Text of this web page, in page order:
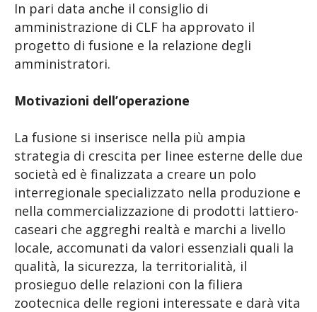
In pari data anche il consiglio di
amministrazione di CLF ha approvato il
progetto di fusione e la relazione degli
amministratori.
Motivazioni dell’operazione
La fusione si inserisce nella più ampia
strategia di crescita per linee esterne delle due
società ed è finalizzata a creare un polo
interregionale specializzato nella produzione e
nella commercializzazione di prodotti lattiero-
caseari che aggreghi realtà e marchi a livello
locale, accomunati da valori essenziali quali la
qualità, la sicurezza, la territorialità, il
prosieguo delle relazioni con la filiera
zootecnica delle regioni interessate e darà vita